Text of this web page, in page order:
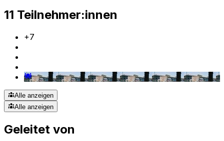
11 Teilnehmer:innen
+7
Alle anzeigen
Alle anzeigen
Geleitet von